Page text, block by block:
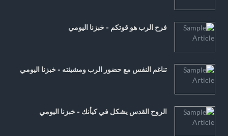
فرح الرب هو قوتكم - خبزنا اليومي
تناغم النفس مع حضور الرب ومشيئته - خبزنا اليومي
الروح القدس يشكل في كيأنك - خبزنا اليومي